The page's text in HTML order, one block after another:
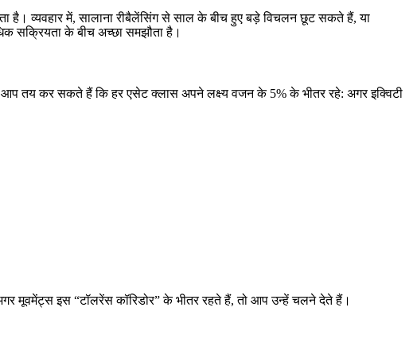
व्यवहार में, सालाना रीबैलेंसिंग से साल के बीच हुए बड़े विचलन छूट सकते हैं, या
सक्रियता के बीच अच्छा समझौता है।
आप तय कर सकते हैं कि हर एसेट क्लास अपने लक्ष्य वजन के 5% के भीतर रहे: अगर इक्विटी
मूवमेंट्स इस “टॉलरेंस कॉरिडोर” के भीतर रहते हैं, तो आप उन्हें चलने देते हैं।